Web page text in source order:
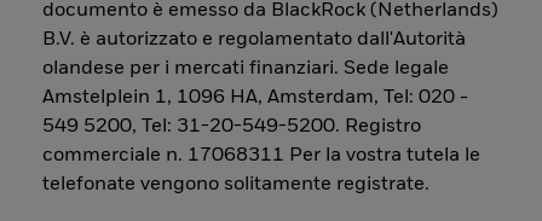
documento è emesso da BlackRock (Netherlands)
B.V. è autorizzato e regolamentato dall'Autorità
olandese per i mercati finanziari. Sede legale
Amstelplein 1, 1096 HA, Amsterdam, Tel: 020 -
549 5200, Tel: 31-20-549-5200. Registro
commerciale n. 17068311 Per la vostra tutela le
telefonate vengono solitamente registrate.